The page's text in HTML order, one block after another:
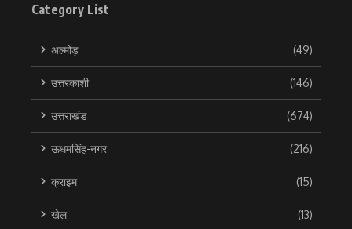
Category List
अल्मोड़ (49)
उत्तरकाशी (146)
उत्तराखंड (674)
ऊधमसिंह-नगर (216)
क्राइम (15)
खेल (13)